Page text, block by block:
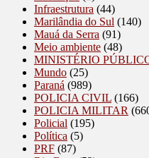
Infraestrutura (44)
Marilândia do Sul (140)
Mauá da Serra (91)
Meio ambiente (48)
MINISTÉRIO
Mundo (25)
Paraná (989)
POLICIA CIVIL (166)
POLICIA MILITAR
Policial (195)
Política (5)
PRF (87)